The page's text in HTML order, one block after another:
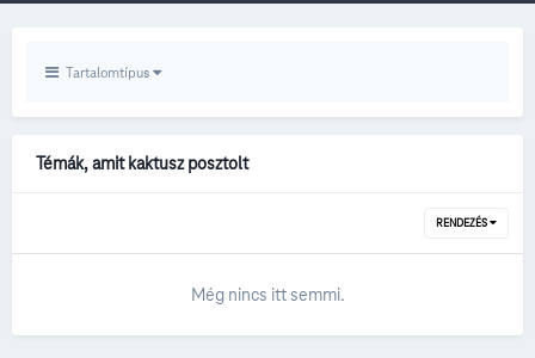
Tartalomtípus
Témák, amit kaktusz posztolt
RENDEZÉS
Még nincs itt semmi.